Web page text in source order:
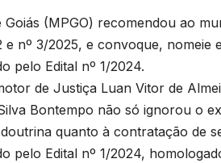
(MPGO) recomendou ao
e nº 3/2025, e convoque,
pelo Edital nº 1/2024.
de Justiça Luan Vitor de
Bontempo não só ignorou o
quanto à contratação de
pelo Edital nº 1/2024,